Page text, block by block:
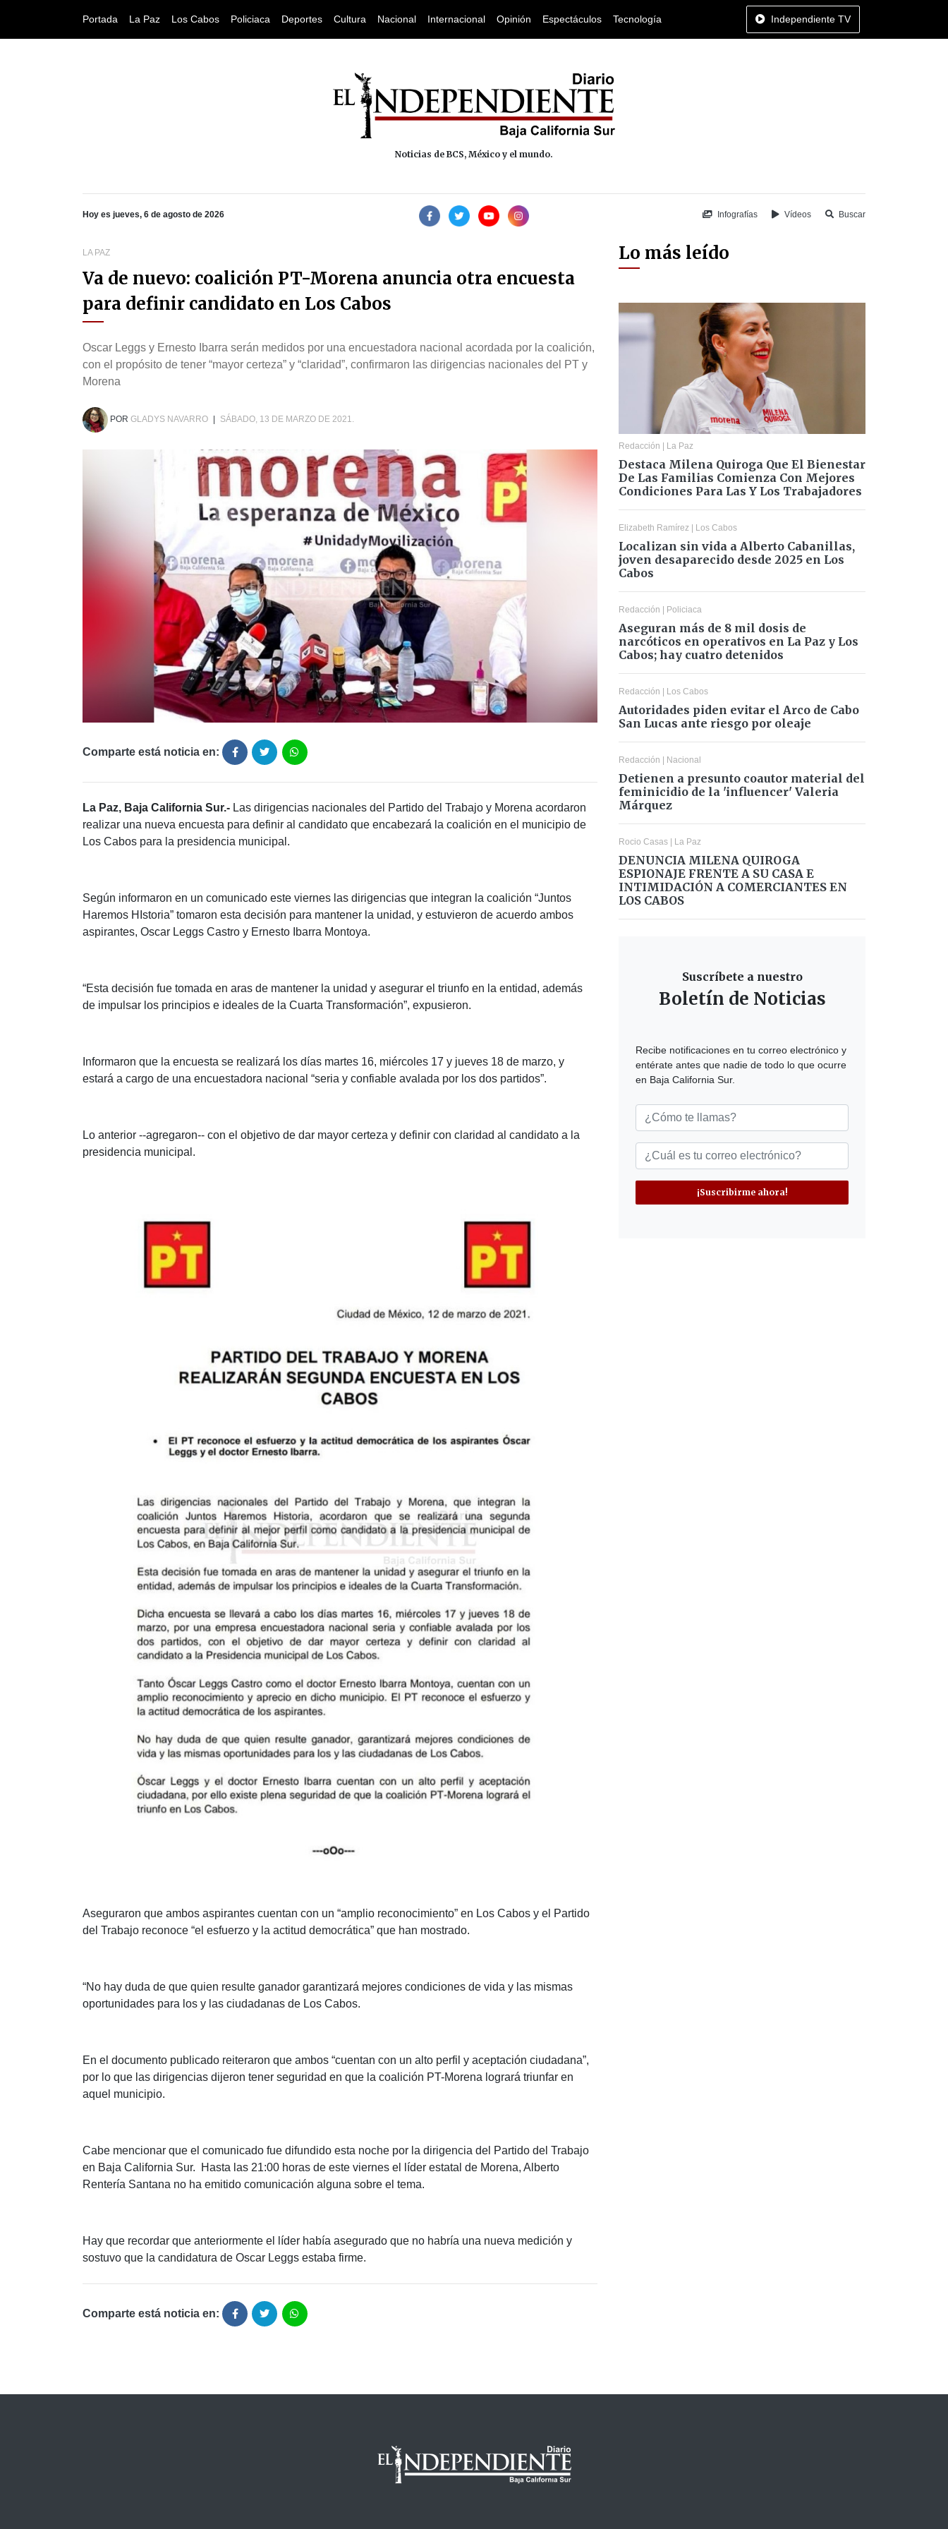
Portada La Paz Los Cabos Policiaca Deportes Cultura Nacional Internacional Opinión Espectáculos Tecnología Independiente TV
Noticias de BCS, México y el mundo.
Hoy es jueves, 6 de agosto de 2026 Infografías Vídeos Buscar
LA PAZ
Va de nuevo: coalición PT-Morena anuncia otra encuesta
para definir candidato en Los Cabos
Oscar Leggs y Ernesto Ibarra serán medidos por una encuestadora nacional acordada por la coalición,
con el propósito de tener “mayor certeza” y “claridad”, confirmaron las dirigencias nacionales del PT y
Morena
POR GLADYS NAVARRO SÁBADO, 13 DE MARZO DE 2021.
Comparte está noticia en:
La Paz, Baja California Sur.- Las dirigencias nacionales del Partido del Trabajo y Morena acordaron
realizar una nueva encuesta para definir al candidato que encabezará la coalición en el municipio de
Los Cabos para la presidencia municipal.
Según informaron en un comunicado este viernes las dirigencias que integran la coalición “Juntos
Haremos HIstoria” tomaron esta decisión para mantener la unidad, y estuvieron de acuerdo ambos
aspirantes, Oscar Leggs Castro y Ernesto Ibarra Montoya.
“Esta decisión fue tomada en aras de mantener la unidad y asegurar el triunfo en la entidad, además
de impulsar los principios e ideales de la Cuarta Transformación”, expusieron.
Informaron que la encuesta se realizará los días martes 16, miércoles 17 y jueves 18 de marzo, y
estará a cargo de una encuestadora nacional “seria y confiable avalada por los dos partidos”.
Lo anterior --agregaron-- con el objetivo de dar mayor certeza y definir con claridad al candidato a la
presidencia municipal.
Aseguraron que ambos aspirantes cuentan con un “amplio reconocimiento” en Los Cabos y el Partido
del Trabajo reconoce “el esfuerzo y la actitud democrática” que han mostrado.
“No hay duda de que quien resulte ganador garantizará mejores condiciones de vida y las mismas
oportunidades para los y las ciudadanas de Los Cabos.
En el documento publicado reiteraron que ambos “cuentan con un alto perfil y aceptación ciudadana”,
por lo que las dirigencias dijeron tener seguridad en que la coalición PT-Morena logrará triunfar en
aquel municipio.
Cabe mencionar que el comunicado fue difundido esta noche por la dirigencia del Partido del Trabajo
en Baja California Sur. Hasta las 21:00 horas de este viernes el líder estatal de Morena, Alberto
Rentería Santana no ha emitido comunicación alguna sobre el tema.
Hay que recordar que anteriormente el líder había asegurado que no habría una nueva medición y
sostuvo que la candidatura de Oscar Leggs estaba firme.
Comparte está noticia en:
Lo más leído
Redacción | La Paz
Destaca Milena Quiroga Que El Bienestar
De Las Familias Comienza Con Mejores
Condiciones Para Las Y Los Trabajadores
Elizabeth Ramírez | Los Cabos
Localizan sin vida a Alberto Cabanillas,
joven desaparecido desde 2025 en Los
Cabos
Redacción | Policiaca
Aseguran más de 8 mil dosis de
narcóticos en operativos en La Paz y Los
Cabos; hay cuatro detenidos
Redacción | Los Cabos
Autoridades piden evitar el Arco de Cabo
San Lucas ante riesgo por oleaje
Redacción | Nacional
Detienen a presunto coautor material del
feminicidio de la 'influencer' Valeria
Márquez
Rocio Casas | La Paz
DENUNCIA MILENA QUIROGA
ESPIONAJE FRENTE A SU CASA E
INTIMIDACIÓN A COMERCIANTES EN
LOS CABOS
Suscríbete a nuestro
Boletín de Noticias
Recibe notificaciones en tu correo electrónico y
entérate antes que nadie de todo lo que ocurre
en Baja California Sur.
¡Suscribirme ahora!